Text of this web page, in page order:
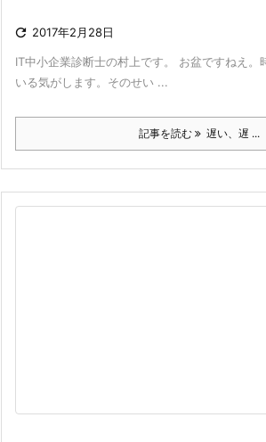
 2017年2月28日
IT中小企業診断士の村上です。 お盆ですねえ。
いる気がします。そのせい ...
記事を読む 遅い、遅 ...